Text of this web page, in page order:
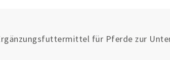
für Pferde zur